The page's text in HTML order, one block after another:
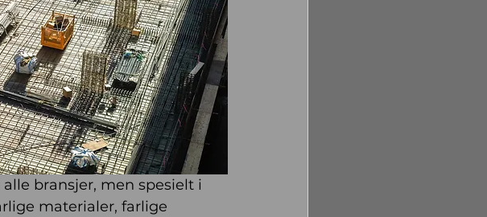
bransjer, men spesielt i
materialer, farlige